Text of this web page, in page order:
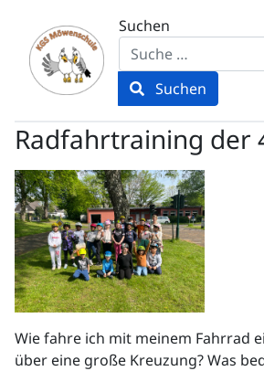
Suchen
Suchen
Radfahrtraining der
Wie fahre ich mit meinem Fahrrad
über eine große Kreuzung? Was